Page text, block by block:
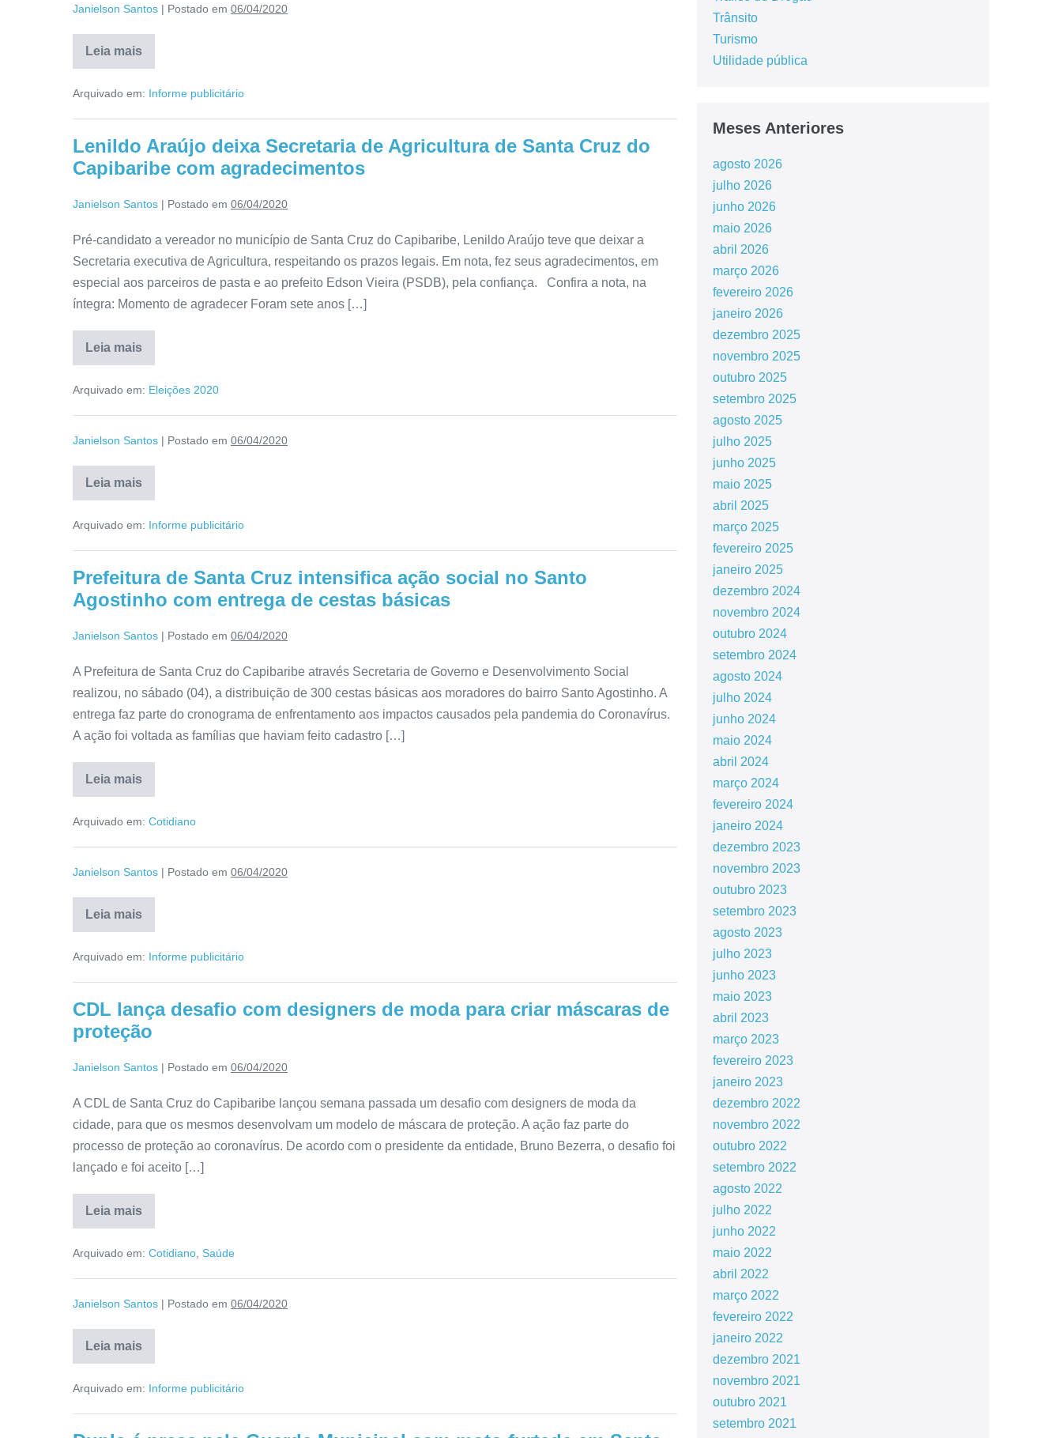
Janielson Santos | Postado em 06/04/2020
Leia mais
Arquivado em: Informe publicitário
Lenildo Araújo deixa Secretaria de Agricultura de Santa Cruz do
Capibaribe com agradecimentos
Janielson Santos | Postado em 06/04/2020
Pré-candidato a vereador no município de Santa Cruz do Capibaribe, Lenildo Araújo teve que deixar a
Secretaria executiva de Agricultura, respeitando os prazos legais. Em nota, fez seus agradecimentos, em
especial aos parceiros de pasta e ao prefeito Edson Vieira (PSDB), pela confiança. Confira a nota, na
íntegra: Momento de agradecer Foram sete anos […]
Leia mais
Arquivado em: Eleições 2020
Janielson Santos | Postado em 06/04/2020
Leia mais
Arquivado em: Informe publicitário
Prefeitura de Santa Cruz intensifica ação social no Santo
Agostinho com entrega de cestas básicas
Janielson Santos | Postado em 06/04/2020
A Prefeitura de Santa Cruz do Capibaribe através Secretaria de Governo e Desenvolvimento Social
realizou, no sábado (04), a distribuição de 300 cestas básicas aos moradores do bairro Santo Agostinho. A
entrega faz parte do cronograma de enfrentamento aos impactos causados pela pandemia do Coronavírus.
A ação foi voltada as famílias que haviam feito cadastro […]
Leia mais
Arquivado em: Cotidiano
Janielson Santos | Postado em 06/04/2020
Leia mais
Arquivado em: Informe publicitário
CDL lança desafio com designers de moda para criar máscaras de
proteção
Janielson Santos | Postado em 06/04/2020
A CDL de Santa Cruz do Capibaribe lançou semana passada um desafio com designers de moda da
cidade, para que os mesmos desenvolvam um modelo de máscara de proteção. A ação faz parte do
processo de proteção ao coronavírus. De acordo com o presidente da entidade, Bruno Bezerra, o desafio foi
lançado e foi aceito […]
Leia mais
Arquivado em: Cotidiano Saúde
Janielson Santos | Postado em 06/04/2020
Leia mais
Arquivado em: Informe publicitário
Trânsito
Turismo
Utilidade pública
Meses Anteriores
agosto 2026
julho 2026
junho 2026
maio 2026
abril 2026
março 2026
fevereiro 2026
janeiro 2026
dezembro 2025
novembro 2025
outubro 2025
setembro 2025
agosto 2025
julho 2025
junho 2025
maio 2025
abril 2025
março 2025
fevereiro 2025
janeiro 2025
dezembro 2024
novembro 2024
outubro 2024
setembro 2024
agosto 2024
julho 2024
junho 2024
maio 2024
abril 2024
março 2024
fevereiro 2024
janeiro 2024
dezembro 2023
novembro 2023
outubro 2023
setembro 2023
agosto 2023
julho 2023
junho 2023
maio 2023
abril 2023
março 2023
fevereiro 2023
janeiro 2023
dezembro 2022
novembro 2022
outubro 2022
setembro 2022
agosto 2022
julho 2022
junho 2022
maio 2022
abril 2022
março 2022
fevereiro 2022
janeiro 2022
dezembro 2021
novembro 2021
outubro 2021
setembro 2021